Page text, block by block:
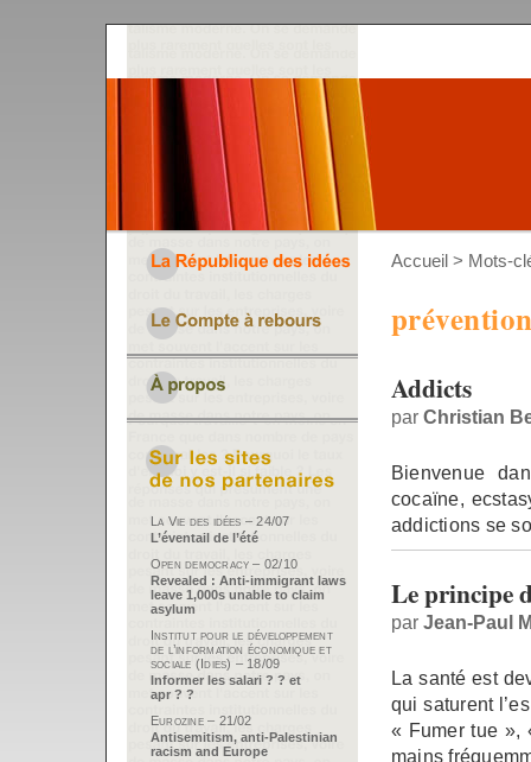
Accueil > Mots-
Addicts
par Christian
Bienvenue
cocaïne,
addictions se
Le principe
par Jean-Paul
La santé est
qui saturent
« Fumer tue »,
mains
La Vie des idées – 24/07
L’éventail de l’été
Open democracy – 02/10
Revealed : Anti-immigrant laws
leave 1,000s unable to claim
asylum
Institut pour le développement
de l’information économique et
sociale (Idies) – 18/09
Informer les salari ? ? et
apr ? ?
Eurozine – 21/02
Antisemitism, anti-Palestinian
racism and Europe